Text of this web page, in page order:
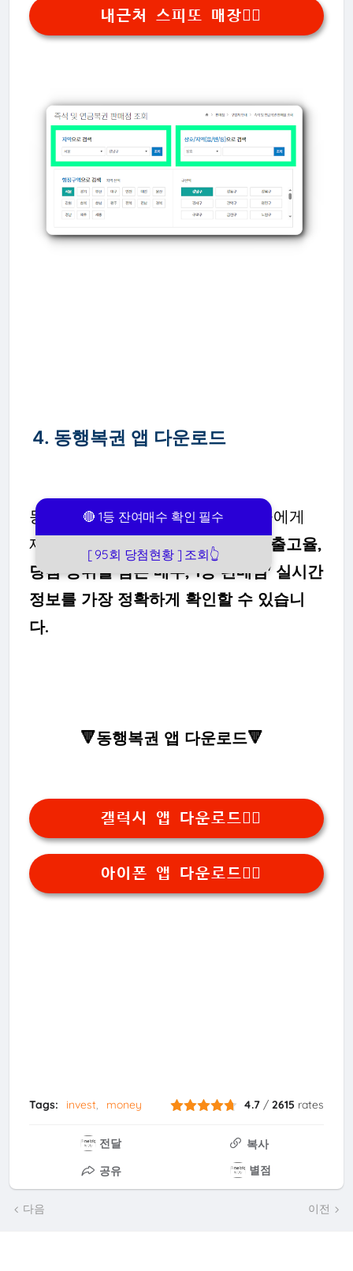
내근처 스피또 매장👆🏻
4. 동행복권 앱 다운로드
동행복권 모바일 앱 이용 시 대중들에게
제일 핫한 '
스피또, 로또, 연금복 출고율,
당첨 등위별 남은 매수, 1등 판매점' 실시간
정보를 가장 정확하게 확인할 수 있습니
다.
🔻동행복권 앱 다운로드🔻
갤럭시 앱 다운로드👆🏻
아이폰 앱 다운로드👆🏻
🔴 1등 잔여매수 확인 필수
[ 95회 당첨현황 ] 조회👆
Tags: invest money 4.7 /2615 rates
전달
복사
공유
별점
다음 이전